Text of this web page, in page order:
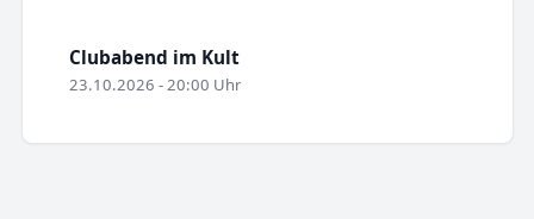
Clubabend im Kult
23.10.2026 - 20:00 Uhr